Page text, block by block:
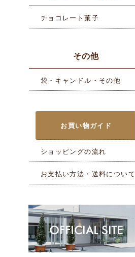
チョコレート菓子
その他
袋・キャンドル・その他
お買い物ガイド
ショッピングの流れ
お支払い方法・送料について